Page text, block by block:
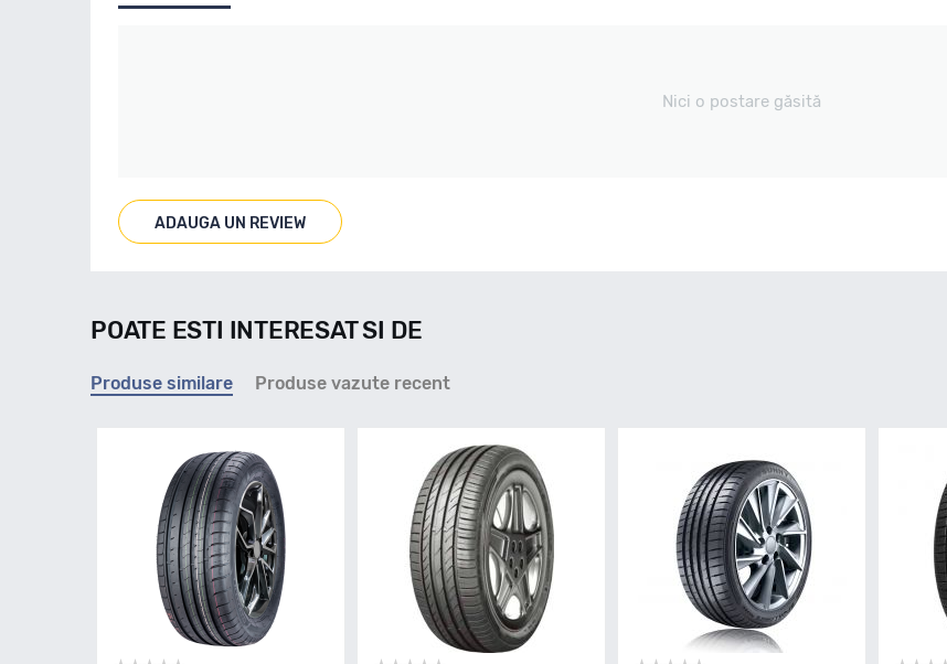
Nici o postare găsită
ADAUGA UN REVIEW
POATE ESTI INTERESAT SI DE
Produse similare Produse vazute recent